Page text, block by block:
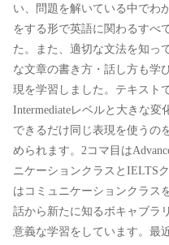
い、問題を解いている中でわ
をする形で英語に関わるすべ
た。また、適切な文法を知っ
な文章の書き方・話し方も学
現を学習しました。テキスト
Intermediateレベルと大きな
できるだけ同じ表現を使うの
められます。2コマ目は
ニケーションクラスとIELTS
はコミュニケーションクラス
話から新たに知るボキャブラ
意義な学習をしています。最